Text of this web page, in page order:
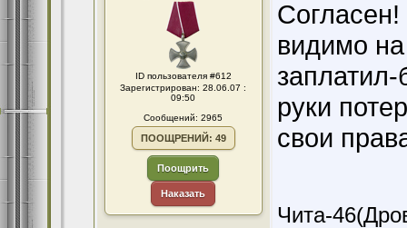
ID пользователя #612
Зарегистрирован: 28.06.07 :
09:50
Сообщений: 2965
ПООЩРЕНИЙ: 49
Поощрить
Наказать
Согласен!
видимо
руки
свои
Чита-